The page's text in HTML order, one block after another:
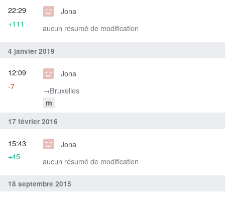
Jona
aucun résumé de modification
22:29
+111
4 janvier 2019
Jona
→‎Bruxelles
m
12:09
-7
17 février 2016
Jona
aucun résumé de modification
15:43
+45
18 septembre 2015